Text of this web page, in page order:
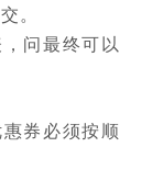
。
问最终可以
券必须按顺